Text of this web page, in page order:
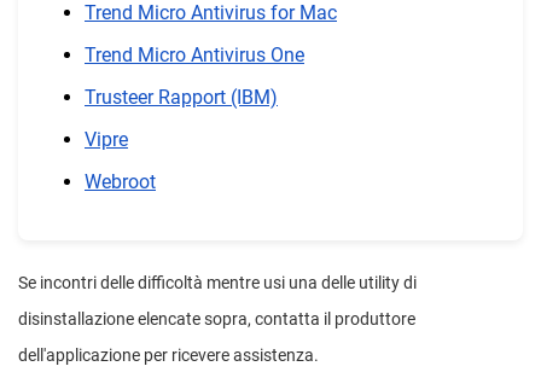
Trend Micro Antivirus for Mac
Trend Micro Antivirus One
Trusteer Rapport (IBM)
Vipre
Webroot
Se incontri delle difficoltà mentre usi una delle utility di
disinstallazione elencate sopra, contatta il produttore
dell'applicazione per ricevere assistenza.